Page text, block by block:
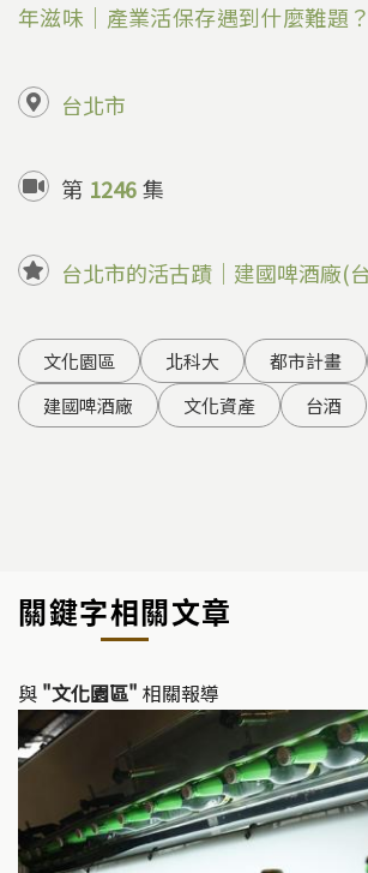
年滋味｜產業活保存遇到什麼難題？
台北市
第 1246集
台北市的活古蹟｜建國啤酒廠(
文化園區 北科大 都市計畫
建國啤酒廠
文化資產 台酒
關鍵字相關文章
與 "文化園區" 相關報導